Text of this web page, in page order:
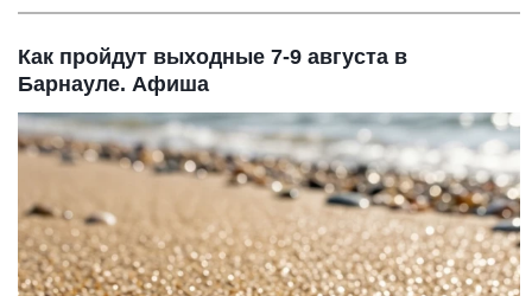
Как пройдут выходные 7-9 августа в
Барнауле. Афиша